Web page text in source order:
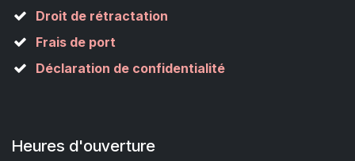
Droit de rétractation
Frais de port
Déclaration de confidentialité
Heures d'ouverture